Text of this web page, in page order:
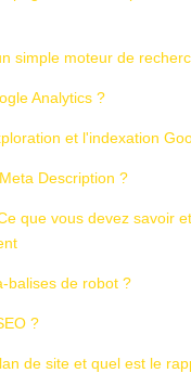
simple moteur de
Analytics ?
et l'indexation
Description ?
que vous devez savoir
balises de robot ?
?
de site et quel est le